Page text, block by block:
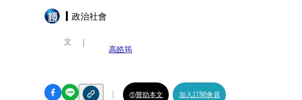
政治社會
文
高皓筠
贊助本文 加入訂閱會員